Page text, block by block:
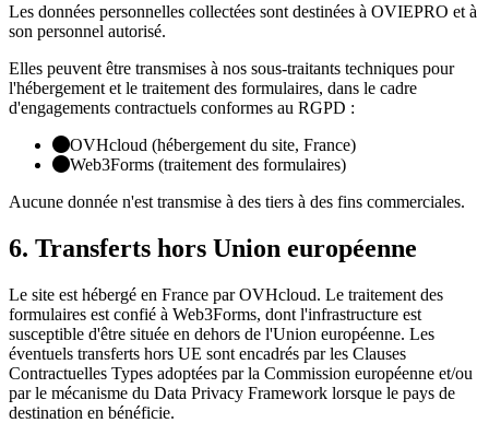
Les données personnelles collectées sont destinées à OVIEPRO et à
son personnel autorisé.
Elles peuvent être transmises à nos sous-traitants techniques pour
l'hébergement et le traitement des formulaires, dans le cadre
d'engagements contractuels conformes au RGPD :
OVHcloud (hébergement du site, France)
Web3Forms (traitement des formulaires)
Aucune donnée n'est transmise à des tiers à des fins commerciales.
6. Transferts hors Union européenne
Le site est hébergé en France par OVHcloud. Le traitement des
formulaires est confié à Web3Forms, dont l'infrastructure est
susceptible d'être située en dehors de l'Union européenne. Les
éventuels transferts hors UE sont encadrés par les Clauses
Contractuelles Types adoptées par la Commission européenne et/ou
par le mécanisme du Data Privacy Framework lorsque le pays de
destination en bénéficie.